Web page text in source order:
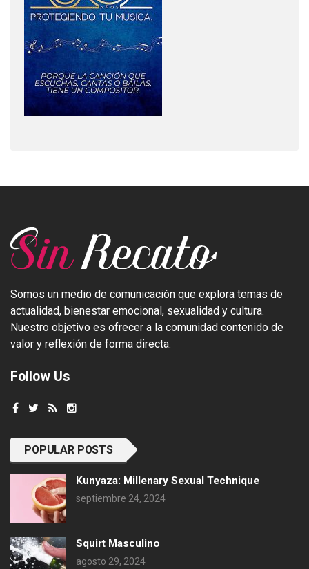
Somos un medio de comunicación que explora temas de
actualidad, bienestar emocional, sexualidad y cultura.
Nuestro objetivo es ofrecer a la comunidad contenido de
valor y reflexión de forma directa.
Follow Us
POPULAR POSTS
Kunyaza: Millenary Sexual Technique
septiembre 24, 2024
Squirt Masculino
agosto 29, 2024